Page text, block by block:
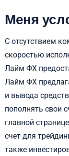
Меня
С отсутствием
скоростью
Лайм ФХ
Лайм ФХ
и вывода
пополнять свои
главной
счет для
также